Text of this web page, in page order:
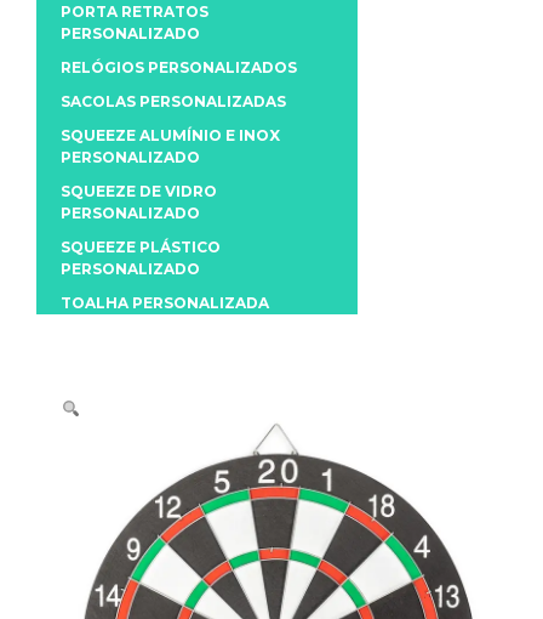
PORTA RETRATOS
PERSONALIZADO
RELÓGIOS PERSONALIZADOS
SACOLAS PERSONALIZADAS
SQUEEZE ALUMÍNIO E INOX
PERSONALIZADO
SQUEEZE DE VIDRO
PERSONALIZADO
SQUEEZE PLÁSTICO
PERSONALIZADO
TOALHA PERSONALIZADA